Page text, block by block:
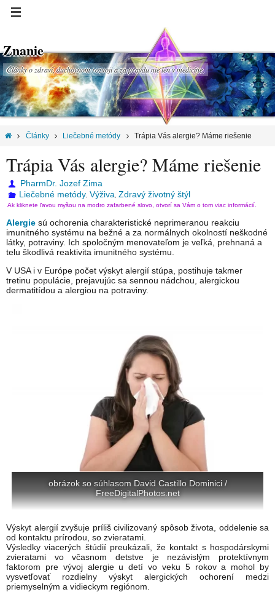
Znanie
Články o zdraví, duchovnom rozvoji a za pravdu nie len v medicíne.
Články Liečebné metódy Trápia Vás alergie? Máme riešenie
Trápia Vás alergie? Máme riešenie
PharmDr. Jozef Zima
Liečebné metódy Výživa ,Zdravý životný štýl
Ak kliknete ľavou myšou na modro zafarbené slovo, otvorí sa Vám o tom viac informácií.
Alergie sú ochorenia charakteristické neprimeranou reakciu
imunitného systému na bežné a za normálnych okolností neškodné
látky, potraviny. Ich spoločným menovateľom je veľká, prehnaná a
telu škodlivá reaktivita imunitného systému.
V USA i v Európe počet výskyt alergií stúpa, postihuje takmer
tretinu populácie, prejavujúc sa sennou nádchou, alergickou
dermatitídou a alergiou na potraviny.
obrázok so súhlasom David Castillo Dominici /
FreeDigitalPhotos.net
Výskyt alergií zvyšuje príliš civilizovaný spôsob života, oddelenie sa
od kontaktu prírodou, so zvieratami.
Výsledky viacerých štúdií preukázali, že kontakt s hospodárskymi
zvieratami vo včasnom detstve je nezávislým protektívnym
faktorom pre vývoj alergie u detí vo veku 5 rokov a mohol by
vysvetľovať rozdielny výskyt alergických ochorení medzi
priemyselným a vidieckym regiónom.